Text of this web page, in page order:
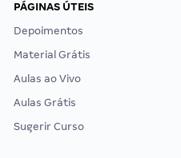
PÁGINAS ÚTEIS
Depoimentos
Material Grátis
Aulas ao Vivo
Aulas Grátis
Sugerir Curso